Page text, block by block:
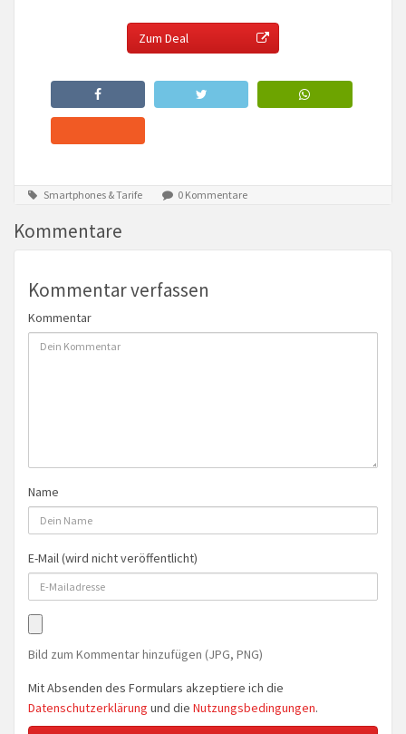
Zum Deal
Smartphones & Tarife 0 Kommentare
Kommentare
Kommentar verfassen
Kommentar
Name
E-Mail (wird nicht veröffentlicht)
Bild zum Kommentar hinzufügen (JPG, PNG)
Mit Absenden des Formulars akzeptiere ich die
Datenschutzerklärung und die Nutzungsbedingungen.